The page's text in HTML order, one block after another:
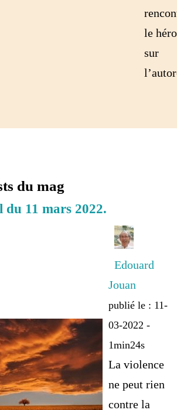
le
sur
du mag
11 mars 2022.
Edouard
Jouan
publié le : 11-
03-2022 -
1min24s
La violence
ne peut rien
contre la